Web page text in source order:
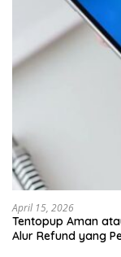
April 15, 2026
Tentopup Aman
Alur Refund yang